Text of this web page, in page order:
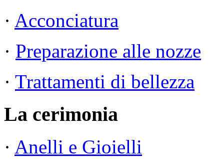
· Acconciatura
· Preparazione alle nozze
· Trattamenti di bellezza
La cerimonia
· Anelli e Gioielli